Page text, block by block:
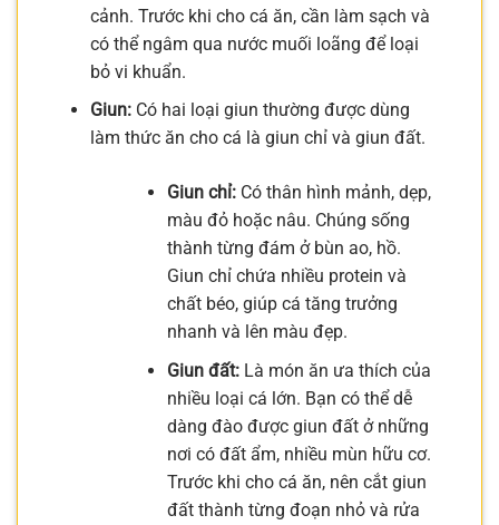
cảnh. Trước khi cho cá ăn, cần làm sạch và
có thể ngâm qua nước muối loãng để loại
bỏ vi khuẩn.
Giun:Có hai loại giun thường được dùng
làm thức ăn cho cá là giun chỉ và giun đất.
Giun chỉ:Có thân hình mảnh, dẹp,
màu đỏ hoặc nâu. Chúng sống
thành từng đám ở bùn ao, hồ.
Giun chỉ chứa nhiều protein và
chất béo, giúp cá tăng trưởng
nhanh và lên màu đẹp.
Giun đất:Là món ăn ưa thích của
nhiều loại cá lớn. Bạn có thể dễ
dàng đào được giun đất ở những
nơi có đất ẩm, nhiều mùn hữu cơ.
Trước khi cho cá ăn, nên cắt giun
đất thành từng đoạn nhỏ và rửa